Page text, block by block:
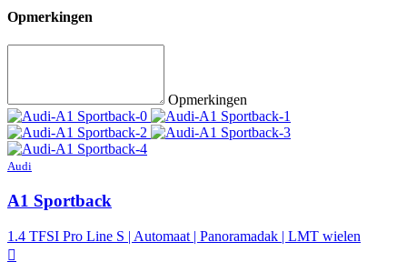
Opmerkingen
Opmerkingen
Audi
A1 Sportback
1.4 TFSI Pro Line S | Automaat | Panoramadak | LMT wielen